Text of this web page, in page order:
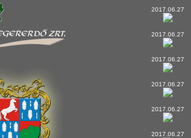
2017.06.27
2017.06.27
2017.06.27
2017.06.27
2017.06.27
2017.06.27